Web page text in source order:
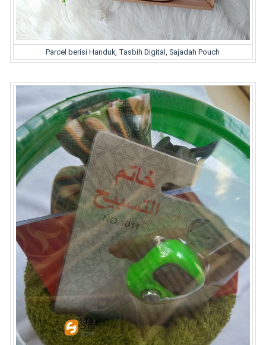
Parcel berisi Handuk, Tasbih Digital, Sajadah Pouch